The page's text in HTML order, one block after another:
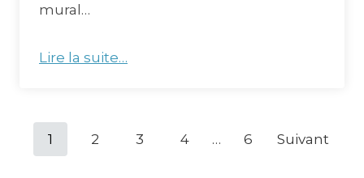
mural…
Lire la suite…
P
1 2 3 4 … 6 Suivant